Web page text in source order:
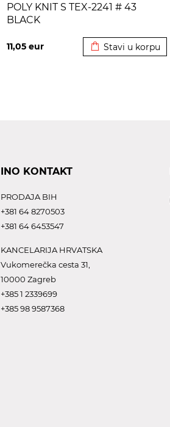
POLY KNIT S TEX-2241 # 43
BLACK
11,05 eur Stavi u korpu
INO KONTAKT
PRODAJA BIH
+381 64 8270503
+381 64 6453547
KANCELARIJA HRVATSKA
Vukomerečka cesta 31,
10000 Zagreb
+385 1 2339699
+385 98 9587368